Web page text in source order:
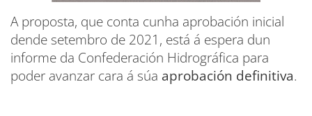
A proposta, que conta cunha aprobación inicial
dende setembro de 2021, está á espera dun
informe da Confederación Hidrográfica para
poder avanzar cara á súa aprobación definitiva.